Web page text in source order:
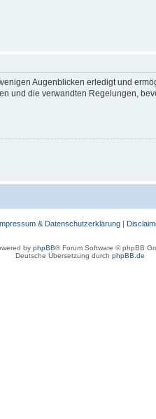
Augenblicken erledigt und
und die verwandten Regelungen,
& Datenschutzerklärung |
by phpBB® Forum Software © phpBB
Deutsche Übersetzung durch phpBB.de